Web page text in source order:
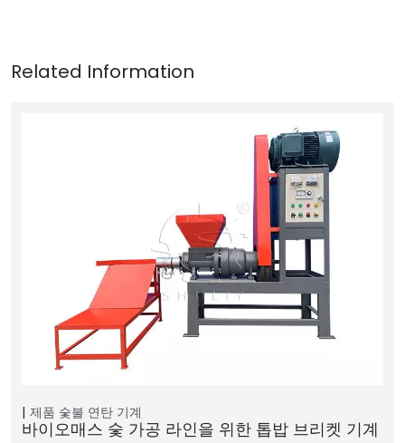
제품 숯불 연탄 기계
바이오매스 숯 가공 라인을 위한 톱밥 브리켓 기계